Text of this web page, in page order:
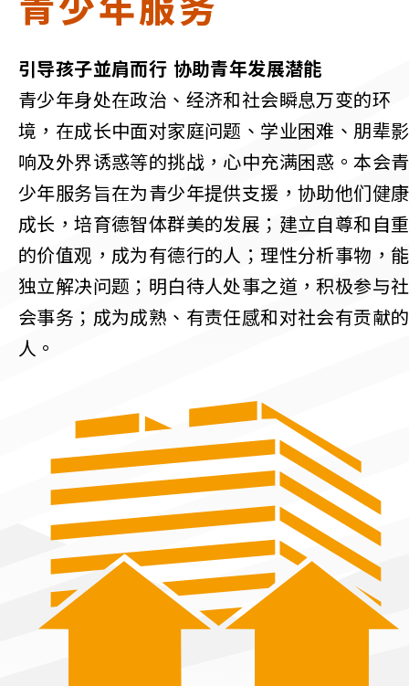
引导孩子並肩而行 协助青年发展潜能
青少年身处在政治、经济和社会瞬息万变的环
境，在成长中面对家庭问题、学业困难、朋辈影
响及外界诱惑等的挑战，心中充满困惑。本会青
少年服务旨在为青少年提供支援，协助他们健康
成长，培育德智体群美的发展；建立自尊和自重
的价值观，成为有德行的人；理性分析事物，能
独立解决问题；明白待人处事之道，积极参与社
会事务；成为成熟、有责任感和对社会有贡献的
人。
联络我们
同为世界添笑脸
曲/编曲：郭盖愆 监制：谭子舜